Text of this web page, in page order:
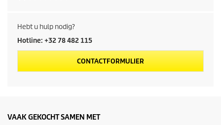
Hebt u hulp nodig?
Hotline: +32 78 482 115
CONTACTFORMULIER
VAAK GEKOCHT SAMEN MET